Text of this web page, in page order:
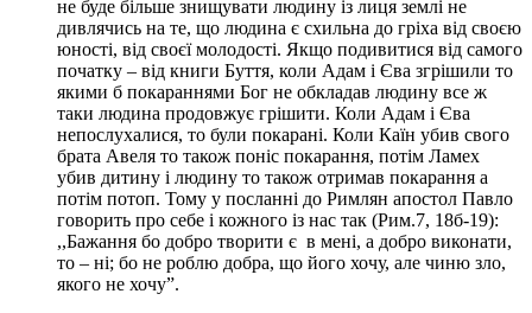
не буде більше знищувати людину із лиця землі не
дивлячись на те, що людина є схильна до гріха від своєю
юності, від своєї молодості. Якщо подивитися від самого
початку – від книги Буття, коли Адам і Єва згрішили то
якими б покараннями Бог не обкладав людину все ж
таки людина продовжує грішити. Коли Адам і Єва
непослухалися, то були покарані. Коли Каїн убив свого
брата Авеля то також поніс покарання, потім Ламех
убив дитину і людину то також отримав покарання а
потім потоп. Тому у посланні до Римлян апостол Павло
говорить про себе і кожного із нас так (Рим.7, 18б-19):
,,Бажання бо добро творити є в мені, а добро виконати,
то – ні; бо не роблю добра, що його хочу, але чиню зло,
якого не хочу”.